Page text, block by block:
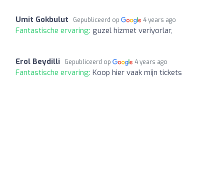
Umit Gokbulut Gepubliceerd op 4 years ago
Fantastische ervaring: guzel hizmet veriyorlar,
Erol Beydilli Gepubliceerd op 4 years ago
Fantastische ervaring: Koop hier vaak mijn tickets